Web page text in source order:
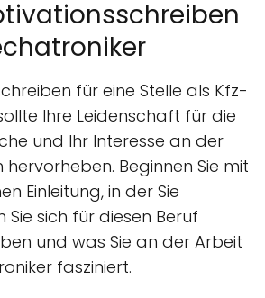
für eine Stelle als Kfz-
Ihre Leidenschaft für die
und Ihr Interesse an der
hervorheben. Beginnen Sie mit
Einleitung, in der Sie
sich für diesen Beruf
und was Sie an der Arbeit
fasziniert.